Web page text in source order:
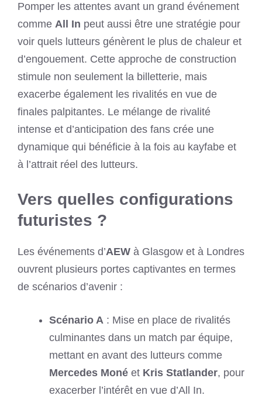
Pomper les attentes avant un grand événement
comme All In peut aussi être une stratégie pour
voir quels lutteurs génèrent le plus de chaleur et
d’engouement. Cette approche de construction
stimule non seulement la billetterie, mais
exacerbe également les rivalités en vue de
finales palpitantes. Le mélange de rivalité
intense et d’anticipation des fans crée une
dynamique qui bénéficie à la fois au kayfabe et
à l’attrait réel des lutteurs.
Vers quelles configurations
futuristes ?
Les événements d’AEW à Glasgow et à Londres
ouvrent plusieurs portes captivantes en termes
de scénarios d’avenir :
Scénario A : Mise en place de rivalités
culminantes dans un match par équipe,
mettant en avant des lutteurs comme
Mercedes Moné et Kris Statlander, pour
exacerber l’intérêt en vue d’All In.